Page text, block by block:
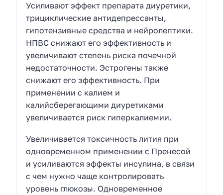
Усиливают эффект препарата диуретики,
трициклические антидепрессанты,
гипотензивные средства и нейролептики.
НПВС снижают его эффективность и
увеличивают степень риска почечной
недостаточности. Эстрогены также
снижают его эффективность. При
применении с калием и
калийсберегающими диуретиками
увеличивается риск гиперкалиемии.
Увеличивается токсичность лития при
одновременном применении с Пренесой
и усиливаются эффекты инсулина, в связи
с чем нужно чаще контролировать
уровень глюкозы. Одновременное